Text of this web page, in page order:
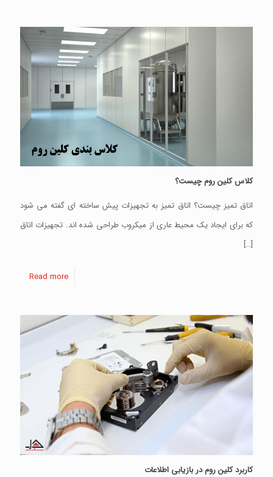
کلاس کلین روم چیست؟
اتاق تمیز چیست؟ اتاق تمیز به تجهیزات پیش ساخته ای گفته می شود
که برای ایجاد یک محیط عاری از میکروب طراحی شده اند. تجهیزات اتاق
[…]
Read more
کاربرد کلین روم در بازیابی اطلاعات